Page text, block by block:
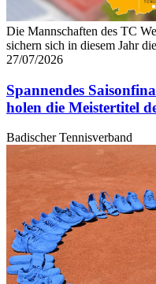
Die Mannschaften des TC
sichern sich in diesem Jahr
27/07/2026
Spannendes
holen die Meistertitel
Badischer Tennisverband